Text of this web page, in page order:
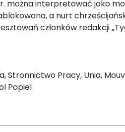
można interpretować jako
a nurt
członków redakcji
Stronnictwo Pracy, Unia,
Popiel